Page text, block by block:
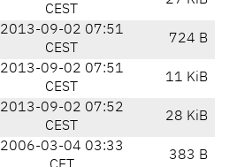
CEST
2013-09-02 07:51
CEST
724 B
2013-09-02 07:51
CEST
11 KiB
2013-09-02 07:52
CEST
28 KiB
2006-03-04 03:33
383 B